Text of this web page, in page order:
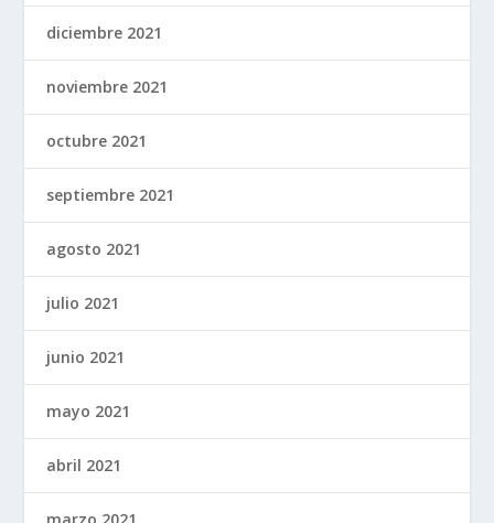
diciembre 2021
noviembre 2021
octubre 2021
septiembre 2021
agosto 2021
julio 2021
junio 2021
mayo 2021
abril 2021